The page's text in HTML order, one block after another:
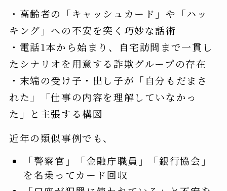
・高齢者の「キャッシュカード」や「ハッ
キング」への不安を突く巧妙な話術
・電話1本から始まり、自宅訪問まで一貫し
たシナリオを用意する詐欺グループの存在
・末端の受け子・出し子が「自分もだまさ
れた」「仕事の内容を理解していなかっ
た」と主張する構図
近年の類似事例でも、
「警察官」「金融庁職員」「銀行協会」
を名乗ってカード回収